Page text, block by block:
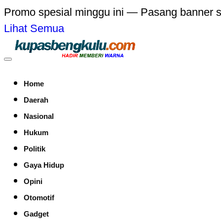
Promo spesial minggu ini — Pasang banner
Lihat Semua
Home
Daerah
Nasional
Hukum
Politik
Gaya Hidup
Opini
Otomotif
Gadget